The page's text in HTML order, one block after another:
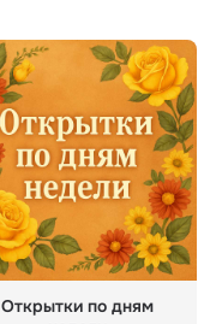
Открытки по дням